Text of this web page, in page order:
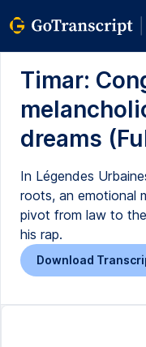
Timar:
dreams
In Légendes
roots, an emotional
pivot from law to
his rap.
Download